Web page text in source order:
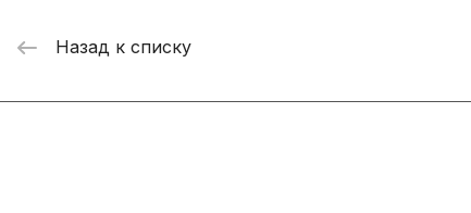
Назад к списку